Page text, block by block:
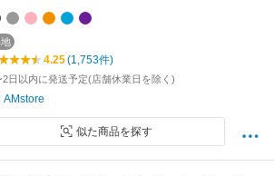
4.25(1,753件)
2日以内に発送予定(店舗休業日を除く)
AMstore
似た商品を探す